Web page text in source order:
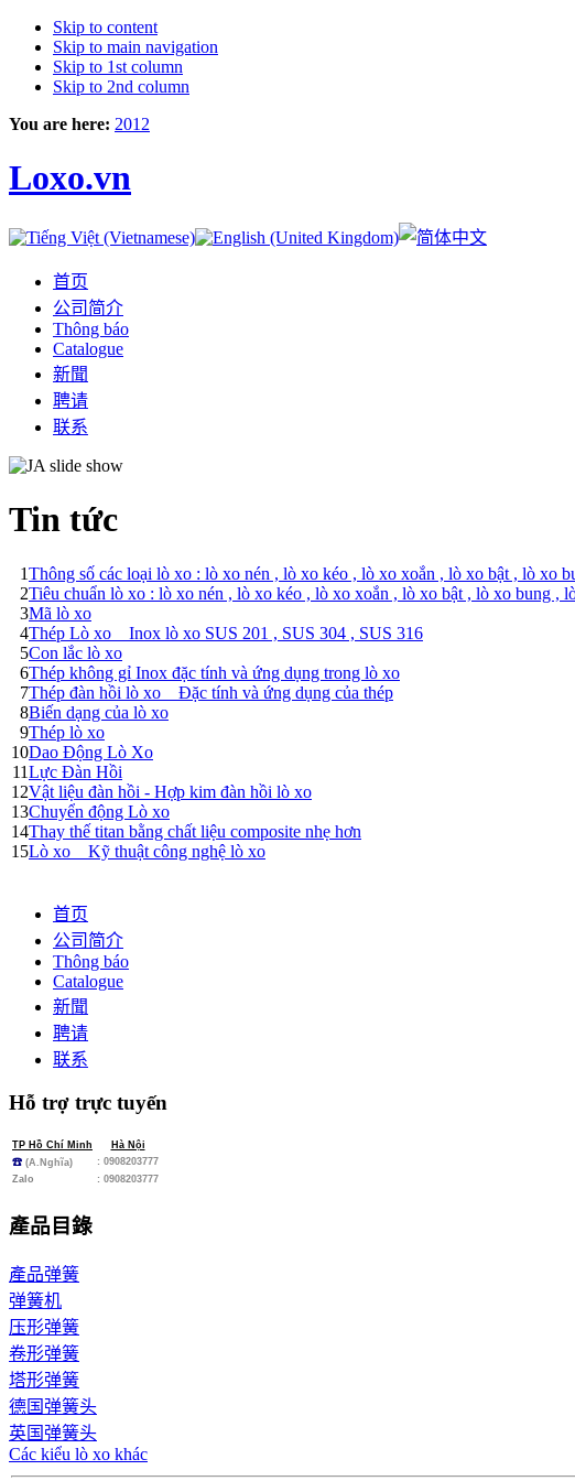
Skip to content
Skip to main navigation
Skip to 1st column
Skip to 2nd column
You are here: 2012
Loxo.vn
首页
公司简介
Thông báo
Catalogue
新聞
聘请
联系
Tin tức
1Thông số các loại lò xo : lò xo nén , lò xo kéo , lò xo xoắn , lò xo bật , lò xo
2Tiêu chuẩn lò xo : lò xo nén , lò xo kéo , lò xo xoắn , lò xo bật , lò xo bung
3Mã lò xo
4Thép Lò xo _ Inox lò xo SUS 201 , SUS 304 , SUS 316
5Con lắc lò xo
6Thép không gỉ Inox đặc tính và ứng dụng trong lò xo
7Thép đàn hồi lò xo _ Đặc tính và ứng dụng của thép
8Biến dạng của lò xo
9Thép lò xo
10Dao Động Lò Xo
11Lực Đàn Hồi
12Vật liệu đàn hồi - Hợp kim đàn hồi lò xo
13Chuyển động Lò xo
14Thay thế titan bằng chất liệu composite nhẹ hơn
15Lò xo _ Kỹ thuật công nghệ lò xo
首页
公司简介
Thông báo
Catalogue
新聞
聘请
联系
Hỗ trợ trực tuyến
TP Hồ Chí Minh
Hà Nội
☎ (A.Nghĩa)
: 0908203777
Zalo
: 0908203777
產品目錄
產品弹簧
弹簧机
压形弹簧
卷形弹簧
塔形弹簧
德国弹簧头
英国弹簧头
Các kiểu lò xo khác